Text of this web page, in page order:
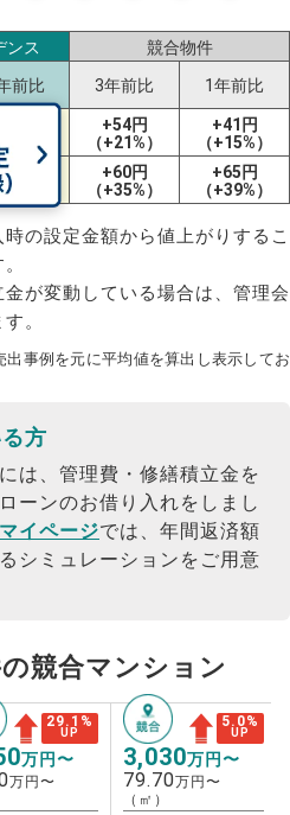
ンス
競合物件
前比 3年前比 1年前比
）
+54円
（+21%）
+41円
（+15%）
円
）
+60円
（+35%）
+65円
（+39%）
の設定金額から値上がりするこ
が変動している場合は、管理会
。
事例を元に平均値を算出し表示してお
方
は、管理費・修繕積立金を
ーンのお借り入れをしまし
マイページでは、年間返済額
シミュレーションをご用意
競合マンション
29.1 %
UP
万円〜
万円〜
5.0%
UP
3,030万円〜
79.70万円〜
（㎡）